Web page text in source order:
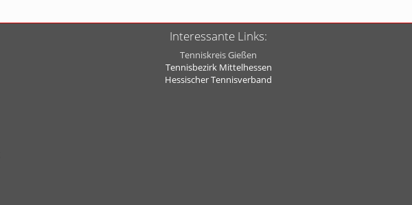
Interessante Links:
Tenniskreis Gießen
Tennisbezirk Mittelhessen
Hessischer Tennisverband